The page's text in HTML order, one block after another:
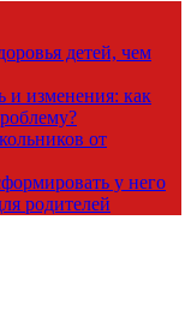
детей, чем
и изменения: как
от
у него
родителей